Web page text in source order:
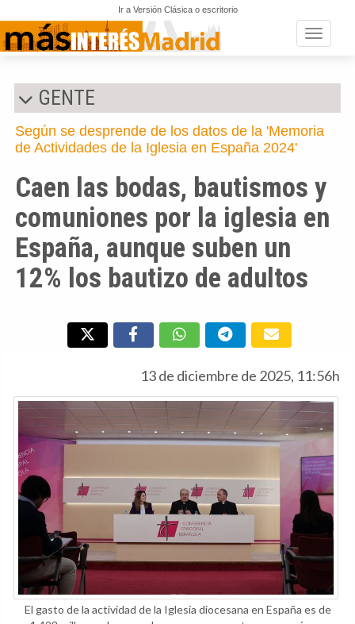
Ir a Versión Clásica o escritorio
Toggle
GENTE
Según se desprende de los datos de la 'Memoria
de Actividades de la Iglesia en España 2024'
Caen las bodas, bautismos y
comuniones por la iglesia en
España, aunque suben un
12% los bautizo de adultos
13 de diciembre de 2025, 11:56h
El gasto de la actividad de la Iglesia diocesana en España es de